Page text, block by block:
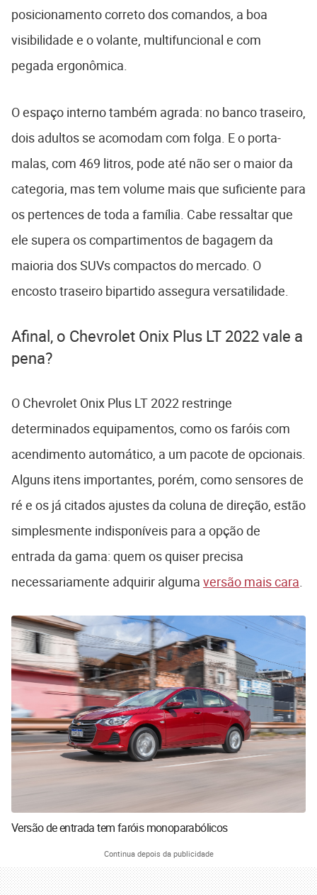
posicionamento correto dos comandos, a boa
visibilidade e o volante, multifuncional e com
pegada ergonômica.
O espaço interno também agrada: no banco traseiro,
dois adultos se acomodam com folga. E o porta-
malas, com 469 litros, pode até não ser o maior da
categoria, mas tem volume mais que suficiente para
os pertences de toda a família. Cabe ressaltar que
ele supera os compartimentos de bagagem da
maioria dos SUVs compactos do mercado. O
encosto traseiro bipartido assegura versatilidade.
Afinal, o Chevrolet Onix Plus LT 2022 vale a
pena?
O Chevrolet Onix Plus LT 2022 restringe
determinados equipamentos, como os faróis com
acendimento automático, a um pacote de opcionais.
Alguns itens importantes, porém, como sensores de
ré e os já citados ajustes da coluna de direção, estão
simplesmente indisponíveis para a opção de
entrada da gama: quem os quiser precisa
necessariamente adquirir alguma versão mais cara.
Versão de entrada tem faróis monoparabólicos
Continua depois da publicidade